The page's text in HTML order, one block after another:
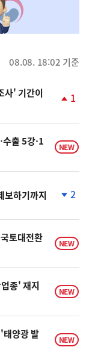
08.08. 18:02 기준
사' 기간이
상
승
1
출 5강·1
NEW
보하기까지
하
락
2
토대전환
NEW
종' 재지
NEW
양광 발
NEW